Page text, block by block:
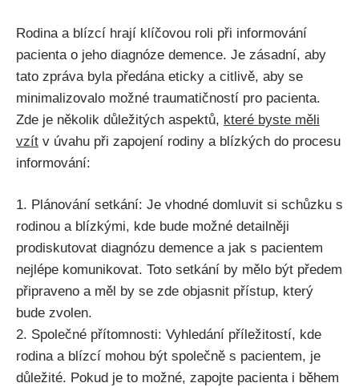
Rodina a blízcí hrají klíčovou roli při informování
pacienta o jeho diagnóze demence. Je zásadní, aby
tato zpráva byla předána eticky a citlivě, aby se
minimalizovalo možné traumatičností pro pacienta.
Zde je několik důležitých aspektů, které byste měli
vzít v úvahu při zapojení rodiny a blízkých do procesu
informování:
1. Plánování setkání: Je vhodné domluvit si schůzku s
rodinou a blízkými, kde bude možné detailněji
prodiskutovat diagnózu demence a jak s pacientem
nejlépe komunikovat. Toto setkání by mělo být předem
připraveno a měl by se zde objasnit přístup, který
bude zvolen.
2. Společné přítomnosti: Vyhledání příležitostí, kde
rodina a blízcí mohou být společně s pacientem, je
důležité. Pokud je to možné, zapojte pacienta i během